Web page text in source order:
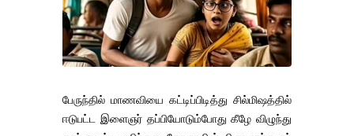
பேருந்தில் மாணவியை கட்டிப்பிடித்து சில்மிஷத்தில்
ஈடுபட்ட இளைஞர் தப்பியோடும்போது கீழே விழுந்து